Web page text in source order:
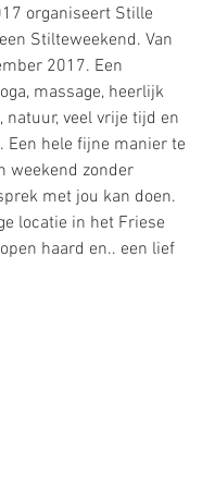
organiseert Stille
Stilteweekend. Van
2017. Een
massage, heerlijk
natuur, veel vrije tijd en
hele fijne manier te
weekend zonder
met jou kan doen.
locatie in het Friese
haard en.. een lief